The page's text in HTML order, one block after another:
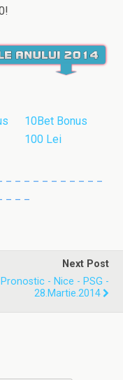
10Bet Bonus
100 Lei
Next Post
Pronostic - Nice - PSG -
28.Martie.2014